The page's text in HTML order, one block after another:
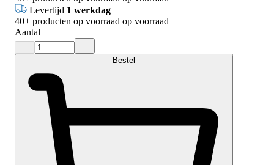
Levertijd 1 werkdag
40+ producten op voorraad op voorraad
Aantal
Bestel